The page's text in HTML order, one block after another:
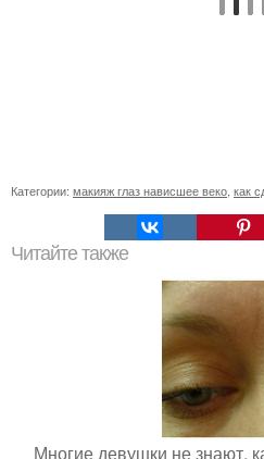
Категории: макияж глаз нависшее веко как
Читайте также
Многие девушки не знают,